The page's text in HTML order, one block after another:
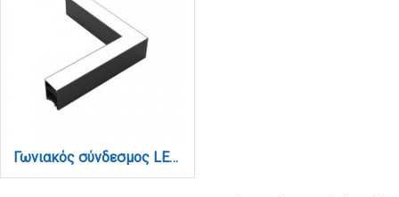
Γωνιακός σύνδεσμος LED 8W 4000K σε μαύρη απόχρωση D:17,6cmX17,6cm (L002-BL)